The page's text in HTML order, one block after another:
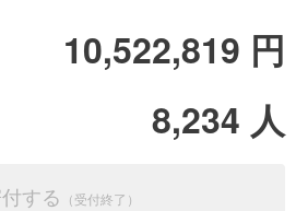
10,522,819 円
8,234 人
する